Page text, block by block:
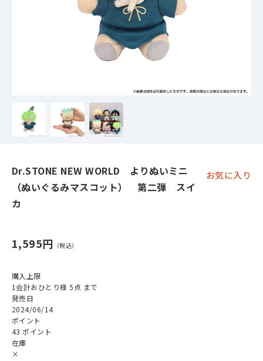
Dr.STONE NEW WORLD よりぬいミニ
（ぬいぐるみマスコット） 第二弾 スイ
カ
お気に入り
1,595円
購入上限
1会計おひとり様 5点 まで
発売日
2024/06/14
ポイント
43 ポイント
在庫
×